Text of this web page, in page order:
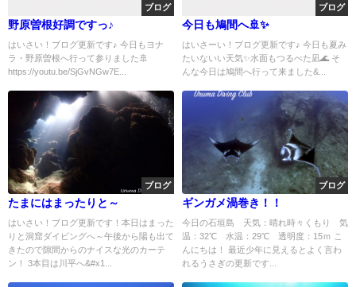
ブログ
野原曽根好調ですっ♪
はいさい！ブログ更新です♪ 今日もヨナ
ラ・野原曽根へ行って参りました🚢
https://youtu.be/SjGvNGw7E...
ブログ
今日も鳩間へ🚢✨
はいさーい！ブログ更新です♪ 今日も夏み
たいないい天気✨水面もつるぺた凪🌊 そ
んな今日は鳩間へ行って来ました&...
ブログ
たまにはまったりと～
はいさい！ブログ更新です！本日はまった
りと洞窟ダイビングへ～午後から陽も出て
きたので隙間からのナイスな光のカーテ
ン！ 3本目は川平へ&#x1...
ブログ
ギンガメ渦巻き！！
今日の石垣島 天気：晴れ時々くもり 気
温：32℃ 水温：29℃ 透明度：15ｍ こ
んにちは！ 最近少年に見えるとよく言わ
れるうさぎの更新です...